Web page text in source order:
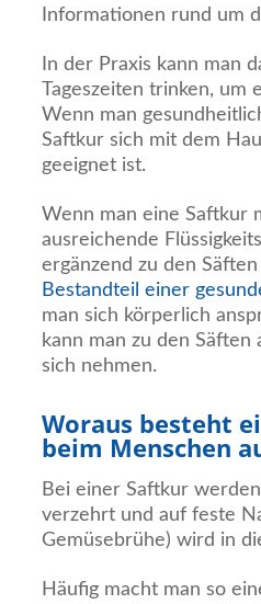
Informationen rund um
In der Praxis kann man
Tageszeiten trinken, um
Wenn man
Saftkur sich mit dem
geeignet ist.
Wenn man eine Saftkur
ausreichende
ergänzend zu den
Bestandteil einer
man sich körperlich
kann man zu den
sich nehmen.
Woraus besteht
beim Menschen
Bei einer Saftkur
verzehrt und auf feste
Gemüsebrühe) wird in
Häufig macht man so